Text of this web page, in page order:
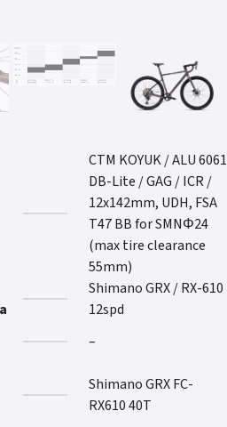
CTM KOYUK / ALU 6061
DB-Lite / GAG / ICR /
12x142mm, UDH, FSA
T47 BB for SMNΦ24
(max tire clearance
55mm)
Shimano GRX / RX-610
12spd
–
Shimano GRX FC-
RX610 40T